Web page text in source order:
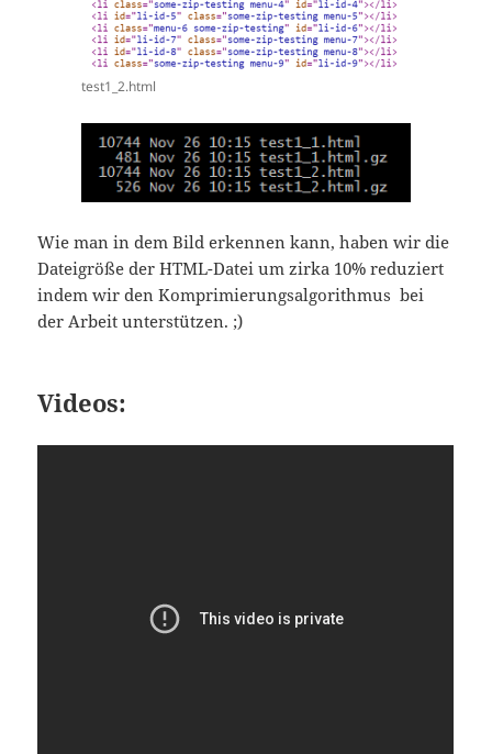
test1_2.html
Wie man in dem Bild erkennen kann, haben wir die
Dateigröße der HTML-Datei um zirka 10% reduziert
indem wir den Komprimierungsalgorithmus bei
der Arbeit unterstützen. ;)
Videos: